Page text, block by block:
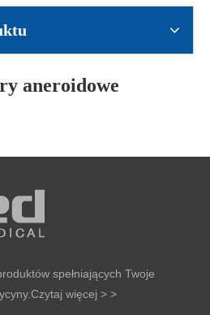
aneroidowe
spełniających Twoje
Czytaj więcej > >